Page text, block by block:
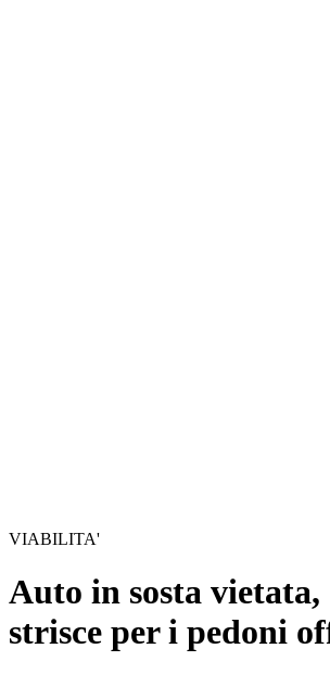
VIABILITA'
Auto in sosta vietata,
strisce per i pedoni